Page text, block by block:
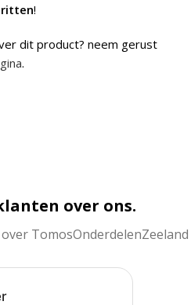
!
dit product? neem gerust
.
over ons.
TomosOnderdelenZeeland